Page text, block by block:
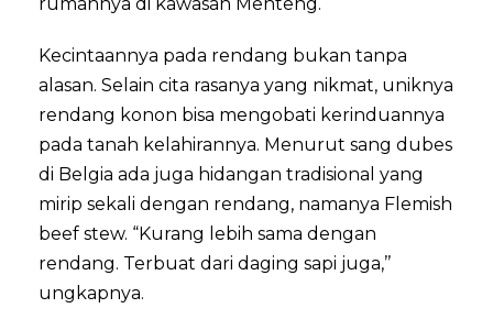
Kecintaannya pada rendang bukan tanpa
alasan. Selain cita rasanya yang nikmat, uniknya
rendang konon bisa mengobati kerinduannya
pada tanah kelahirannya. Menurut sang dubes
di Belgia ada juga hidangan tradisional yang
mirip sekali dengan rendang, namanya Flemish
beef stew. “Kurang lebih sama dengan
rendang. Terbuat dari daging sapi juga,’’
ungkapnya.